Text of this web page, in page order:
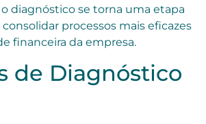
o diagnóstico se torna uma etapa
processos mais eficazes
financeira da empresa.
de Diagnóstico